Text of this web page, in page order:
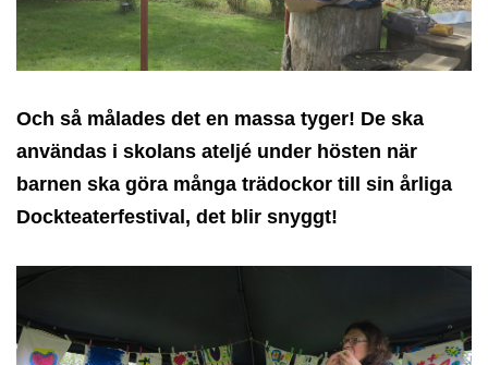
Och så målades det en massa tyger! De ska
användas i skolans ateljé under hösten när
barnen ska göra många trädockor till sin årliga
Dockteaterfestival, det blir snyggt!